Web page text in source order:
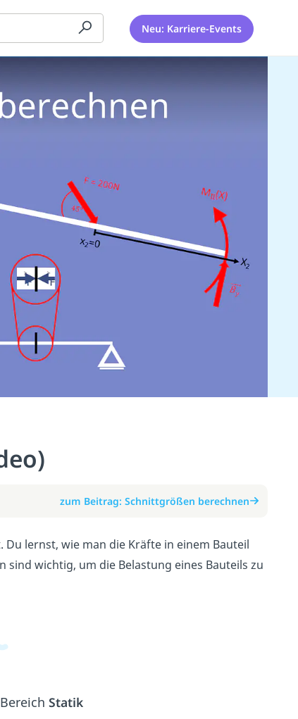
Neu: Karriere-Events
zum Beitrag: Schnittgrößen berechnen
lernst, wie man die Kräfte in einem Bauteil
wichtig, um die Belastung eines Bauteils zu
Statik